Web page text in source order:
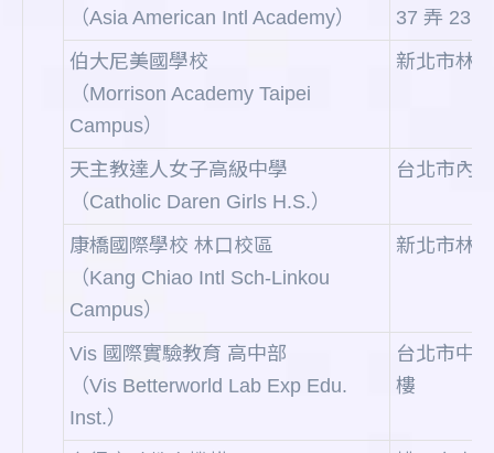
（Asia American Intl Academy）
37 弄 23
伯大尼美國學校
（Morrison Academy Taipei
Campus）
新北市林
天主教達人女子高級中學
（Catholic Daren Girls H.S.）
台北市內
康橋國際學校 林口校區
（Kang Chiao Intl Sch-Linkou
Campus）
新北市林
Vis 國際實驗教育 高中部
（Vis Betterworld Lab Exp Edu.
Inst.）
台北市中
樓